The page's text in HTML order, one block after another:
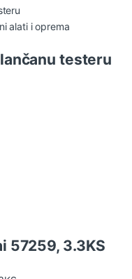
alati i oprema
testeru
57259, 3.3KS